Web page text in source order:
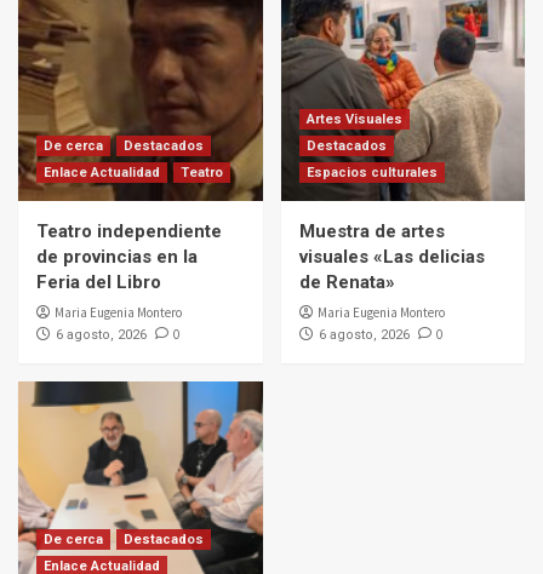
De cerca
Destacados
Enlace Actualidad
Teatro
Teatro independiente
de provincias en la
Feria del Libro
Maria Eugenia Montero
6 agosto, 2026 0
Artes Visuales
Destacados
Espacios culturales
Muestra de artes
visuales «Las delicias
de Renata»
Maria Eugenia Montero
6 agosto, 2026 0
De cerca
Destacados
Enlace Actualidad